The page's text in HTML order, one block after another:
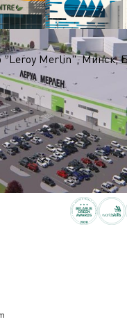
"Leroy Merlin", Минск,